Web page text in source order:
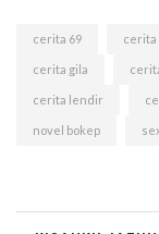
cerita 69 cerita
cerita gila
cerita lendir
novel bokep